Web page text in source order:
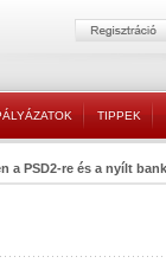
TIPPEK
a PSD2-re és a nyílt